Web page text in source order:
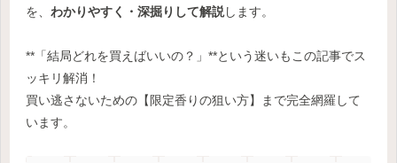
を、 わかりやすく・深掘りして解説します。
**「結局どれを買えばいいの？」**という迷いもこの記事でス
ッキリ解消！
買い逃さないための【限定香りの狙い方】まで完全網羅して
います。